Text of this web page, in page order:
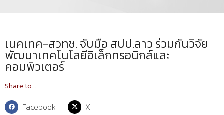
เนคเทค-สวทช. จับมือ สปป.ลาว ร่วมกันวิจัย
พัฒนาเทคโนโลยีอิเล็กทรอนิกส์และ
คอมพิวเตอร์
Share to...
Facebook X